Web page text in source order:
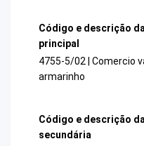
Código e descrição
principal
4755-5/02 | Comercio
armarinho
Código e descrição
secundária